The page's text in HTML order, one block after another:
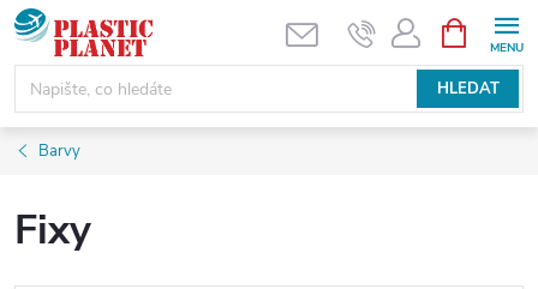
Přejít
na
obsah
HLEDAT
NÁKUPNÍ
KOŠÍK
Barvy
Fixy